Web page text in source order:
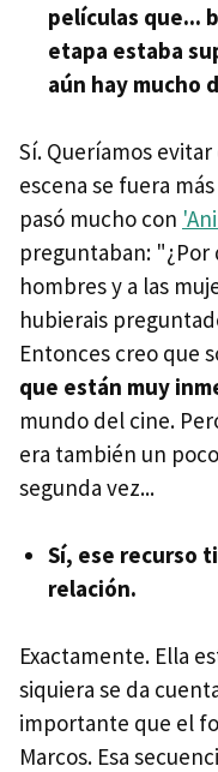
películas que...
etapa estaba
aún hay mucho
Sí. Queríamos
escena se fuera
pasó mucho con
preguntaban: "¿Por
hombres y a las
hubierais
Entonces creo que
que están muy
mundo del cine.
era también un
segunda vez...
Sí, ese recurso
relación.
Exactamente. Ella
siquiera se da
importante que el
Marcos. Esa